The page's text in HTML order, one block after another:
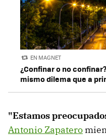
EN MAGNET
¿Confinar o no
mismo dilema que a
"Estamos
Antonio Zapatero